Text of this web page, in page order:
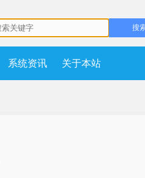
系统资讯 关于本站